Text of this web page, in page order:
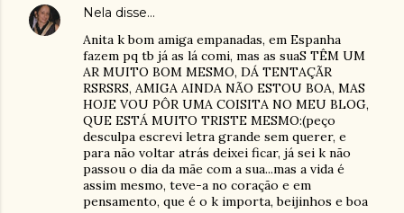
Nela disse…
Anita k bom amiga empanadas, em Espanha
fazem pq tb já as lá comi, mas as suaS TÊM UM
AR MUITO BOM MESMO, DÁ TENTAÇÃR
RSRSRS, AMIGA AINDA NÃO ESTOU BOA, MAS
HOJE VOU PÔR UMA COISITA NO MEU BLOG,
QUE ESTÁ MUITO TRISTE MESMO:(peço
desculpa escrevi letra grande sem querer, e
para não voltar atrás deixei ficar, já sei k não
passou o dia da mãe com a sua...mas a vida é
assim mesmo, teve-a no coração e em
pensamento, que é o k importa, beijinhos e boa